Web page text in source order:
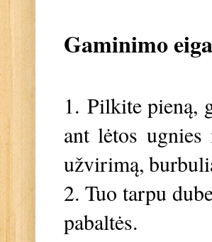
Gaminimo eiga
1.Pilkite pieną,
ant lėtos
užvirimą,
2. Tuo tarpu
pabaltės.